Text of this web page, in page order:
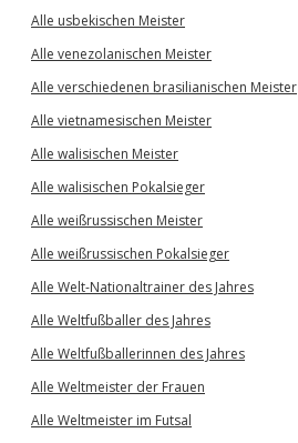
Alle usbekischen Meister
Alle venezolanischen Meister
Alle verschiedenen brasilianischen Meister
Alle vietnamesischen Meister
Alle walisischen Meister
Alle walisischen Pokalsieger
Alle weißrussischen Meister
Alle weißrussischen Pokalsieger
Alle Welt-Nationaltrainer des Jahres
Alle Weltfußballer des Jahres
Alle Weltfußballerinnen des Jahres
Alle Weltmeister der Frauen
Alle Weltmeister im Futsal